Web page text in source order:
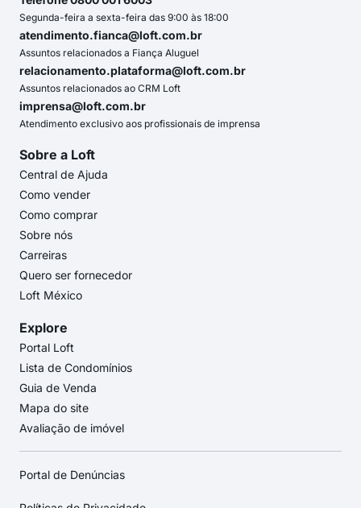
Segunda-feira a sexta-feira das 9:00 às 18:00
atendimento.fianca@loft.com.br
Assuntos relacionados a Fiança Aluguel
relacionamento.plataforma@loft.com.br
Assuntos relacionados ao CRM Loft
imprensa@loft.com.br
Atendimento exclusivo aos profissionais de imprensa
Sobre a Loft
Central de Ajuda
Como vender
Como comprar
Sobre nós
Carreiras
Quero ser fornecedor
Loft México
Explore
Portal Loft
Lista de Condomínios
Guia de Venda
Mapa do site
Avaliação de imóvel
Portal de Denúncias